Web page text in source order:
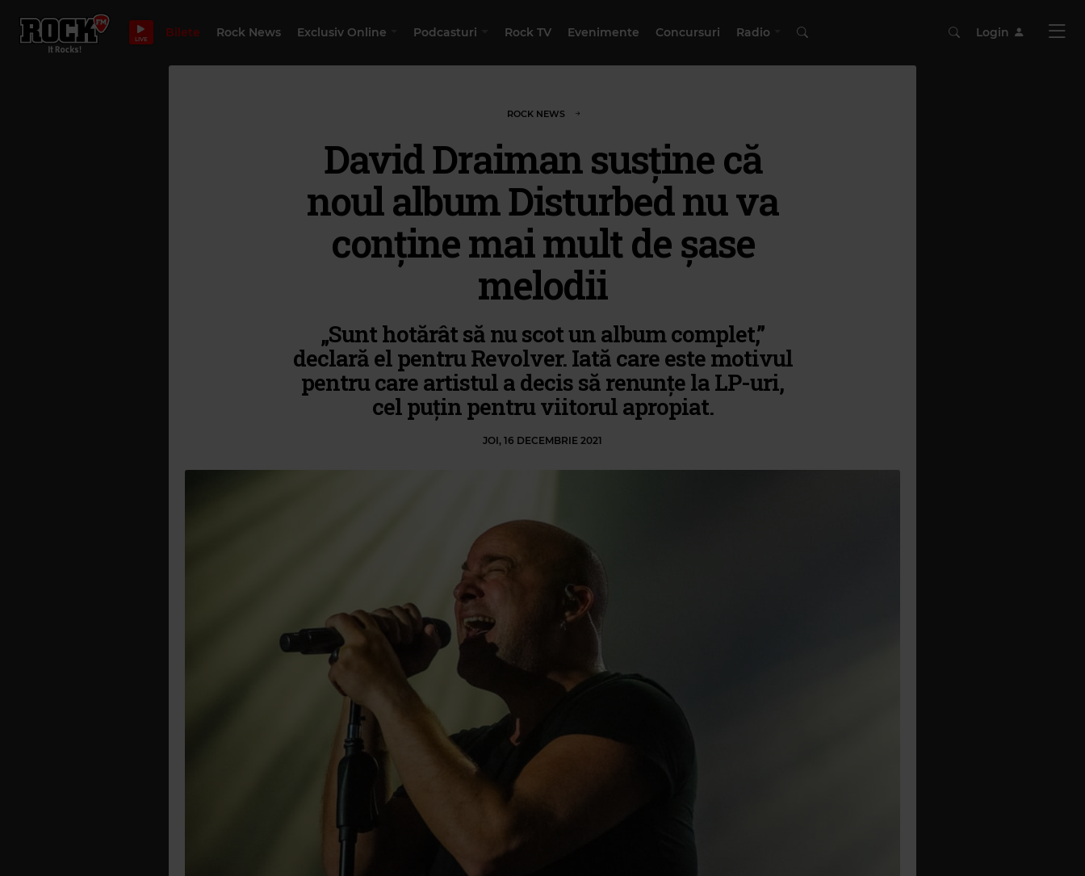
LIVE Bilete Rock News Exclusiv Online Podcasturi Rock TV Evenimente Concursuri Radio Login
ROCK NEWS
David Draiman susține că
noul album Disturbed nu va
conține mai mult de șase
melodii
„Sunt hotărât să nu scot un album complet,”
declară el pentru Revolver. Iată care este motivul
pentru care artistul a decis să renunțe la LP-uri,
cel puțin pentru viitorul apropiat.
JOI, 16 DECEMBRIE 2021